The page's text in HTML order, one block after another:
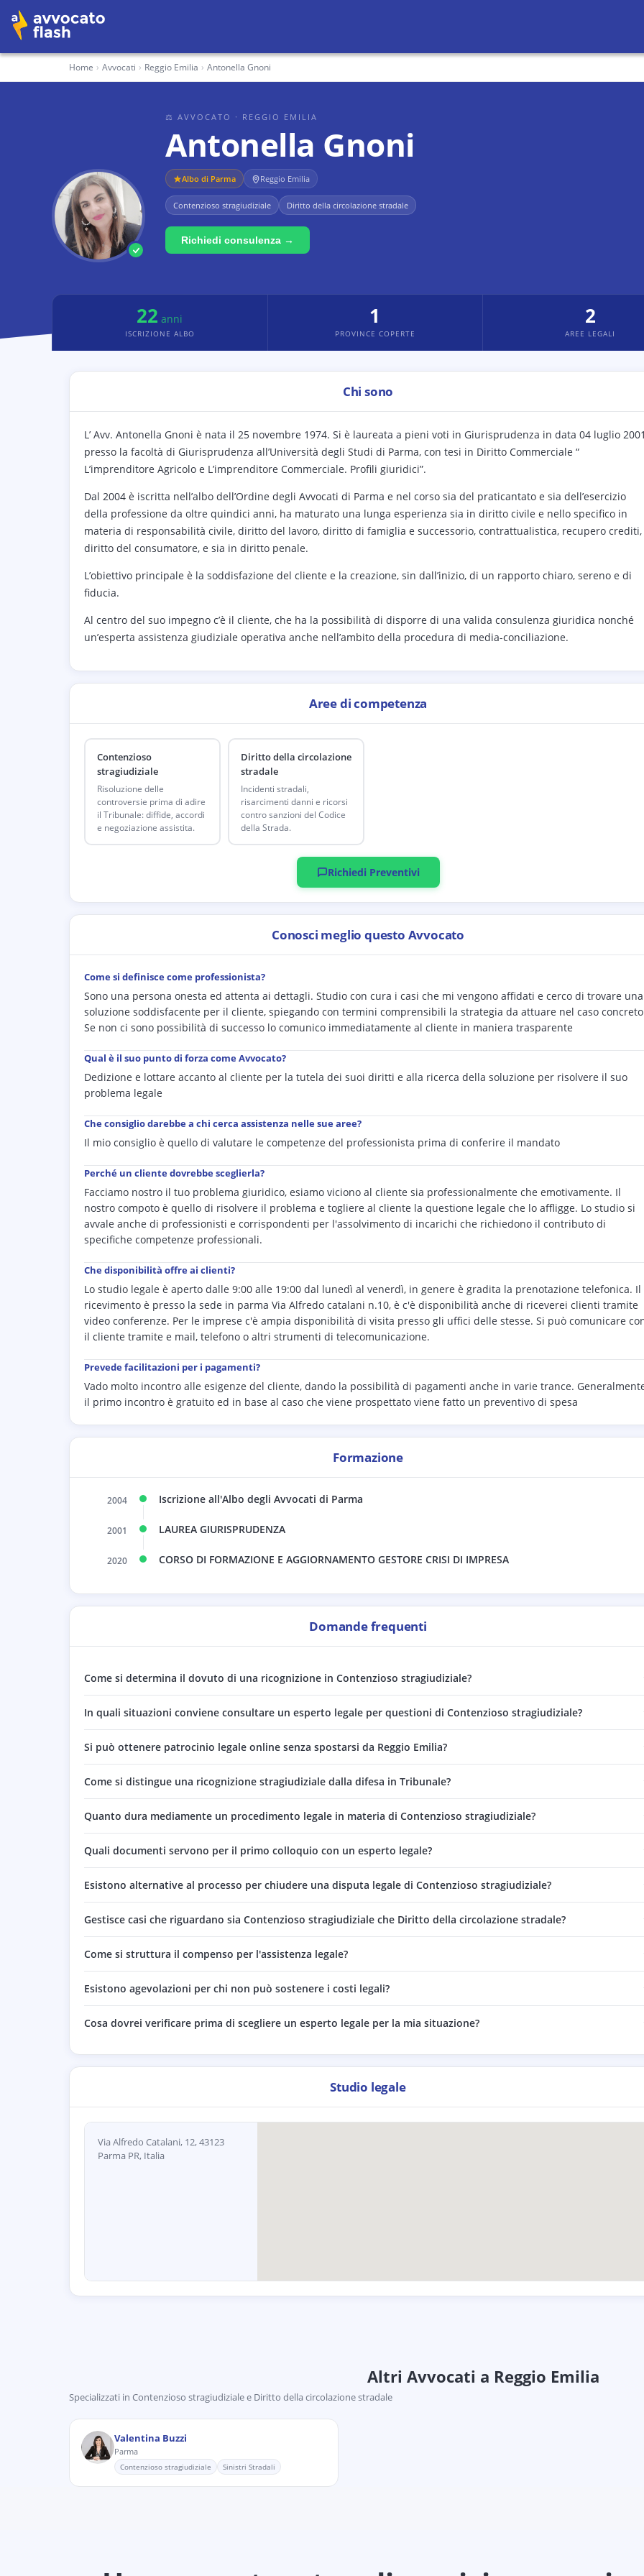
Home › Avvocati › Reggio Emilia › Antonella Gnoni
⚖ AVVOCATO · REGGIO EMILIA
Antonella Gnoni
Albo di Parma Reggio Emilia
Contenzioso stragiudiziale Diritto della circolazione stradale
Richiedi consulenza →
22 anni
ISCRIZIONE ALBO
1
PROVINCE COPERTE
2
AREE LEGALI
Chi sono
L’ Avv. Antonella Gnoni è nata il 25 novembre 1974. Si è laureata a pieni voti in Giurisprudenza in data 04 luglio
presso la facoltà di Giurisprudenza all’Università degli Studi di Parma, con tesi in Diritto Commerciale “
L’imprenditore Agricolo e L’imprenditore Commerciale. Profili giuridici”.
Dal 2004 è iscritta nell’albo dell’Ordine degli Avvocati di Parma e nel corso sia del praticantato e sia dell’esercizio
della professione da oltre quindici anni, ha maturato una lunga esperienza sia in diritto civile e nello specifico in
materia di responsabilità civile, diritto del lavoro, diritto di famiglia e successorio, contrattualistica, recupero crediti,
diritto del consumatore, e sia in diritto penale.
L’obiettivo principale è la soddisfazione del cliente e la creazione, sin dall’inizio, di un rapporto chiaro, sereno e di
fiducia.
Al centro del suo impegno c’è il cliente, che ha la possibilità di disporre di una valida consulenza giuridica nonché
un’esperta assistenza giudiziale operativa anche nell’ambito della procedura di media-conciliazione.
Aree di competenza
Contenzioso
stragiudiziale
Risoluzione delle
controversie prima di adire
il Tribunale: diffide, accordi
e negoziazione assistita.
Diritto della circolazione
stradale
Incidenti stradali,
risarcimenti danni e ricorsi
contro sanzioni del Codice
della Strada.
Richiedi Preventivi
Conosci meglio questo Avvocato
Come si definisce come professionista?
Sono una persona onesta ed attenta ai dettagli. Studio con cura i casi che mi vengono affidati e cerco di trovare una
soluzione soddisfacente per il cliente, spiegando con termini comprensibili la strategia da attuare nel caso
Se non ci sono possibilità di successo lo comunico immediatamente al cliente in maniera trasparente
Qual è il suo punto di forza come Avvocato?
Dedizione e lottare accanto al cliente per la tutela dei suoi diritti e alla ricerca della soluzione per risolvere il suo
problema legale
Che consiglio darebbe a chi cerca assistenza nelle sue aree?
Il mio consiglio è quello di valutare le competenze del professionista prima di conferire il mandato
Perché un cliente dovrebbe sceglierla?
Facciamo nostro il tuo problema giuridico, esiamo viciono al cliente sia professionalmente che emotivamente. Il
nostro compoto è quello di risolvere il problema e togliere al cliente la questione legale che lo affligge. Lo studio si
avvale anche di professionisti e corrispondenti per l'assolvimento di incarichi che richiedono il contributo di
specifiche competenze professionali.
Che disponibilità offre ai clienti?
Lo studio legale è aperto dalle 9:00 alle 19:00 dal lunedì al venerdì, in genere è gradita la prenotazione telefonica. Il
ricevimento è presso la sede in parma Via Alfredo catalani n.10, è c'è disponibilità anche di riceverei clienti tramite
video conferenze. Per le imprese c'è ampia disponibilità di visita presso gli uffici delle stesse. Si può comunicare
il cliente tramite e mail, telefono o altri strumenti di telecomunicazione.
Prevede facilitazioni per i pagamenti?
Vado molto incontro alle esigenze del cliente, dando la possibilità di pagamenti anche in varie trance.
il primo incontro è gratuito ed in base al caso che viene prospettato viene fatto un preventivo di spesa
Formazione
2004 Iscrizione all'Albo degli Avvocati di Parma
2001 LAUREA GIURISPRUDENZA
2020 CORSO DI FORMAZIONE E AGGIORNAMENTO GESTORE CRISI DI IMPRESA
Domande frequenti
Come si determina il dovuto di una ricognizione in Contenzioso stragiudiziale?
In quali situazioni conviene consultare un esperto legale per questioni di Contenzioso stragiudiziale?
Si può ottenere patrocinio legale online senza spostarsi da Reggio Emilia?
Come si distingue una ricognizione stragiudiziale dalla difesa in Tribunale?
Quanto dura mediamente un procedimento legale in materia di Contenzioso stragiudiziale?
Quali documenti servono per il primo colloquio con un esperto legale?
Esistono alternative al processo per chiudere una disputa legale di Contenzioso stragiudiziale?
Gestisce casi che riguardano sia Contenzioso stragiudiziale che Diritto della circolazione stradale?
Come si struttura il compenso per l'assistenza legale?
Esistono agevolazioni per chi non può sostenere i costi legali?
Cosa dovrei verificare prima di scegliere un esperto legale per la mia situazione?
Studio legale
Via Alfredo Catalani, 12, 43123
Parma PR, Italia
Altri Avvocati a Reggio Emilia
Specializzati in Contenzioso stragiudiziale e Diritto della circolazione stradale
Valentina Buzzi
Parma
Contenzioso stragiudiziale Sinistri Stradali